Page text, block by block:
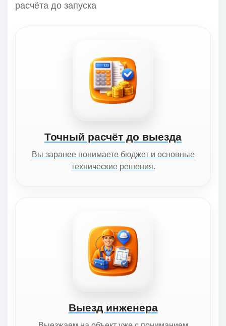
расчёта до запуска
Точный расчёт до выезда
Вы заранее понимаете бюджет и основные
технические решения.
Выезд инженера